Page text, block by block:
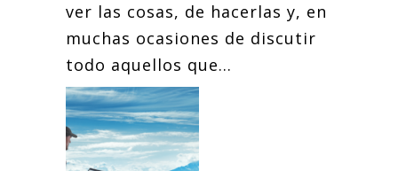
ver las cosas, de hacerlas y, en
muchas ocasiones de discutir
todo aquellos que...